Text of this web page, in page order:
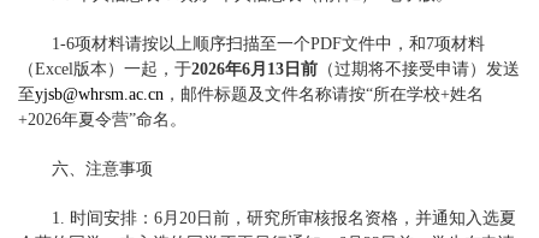
1-6项材料请按以上顺序扫描至一个PDF文件中，和7项材料
（Excel版本）一起，于2026年6月13日前 （过期将不接受申请）发送
至yjsb@whrsm.ac.cn ，邮件标题及文件名称请按“所在学校+姓名
+2026年夏令营”命名。
六、注意事项
1. 时间安排： 6月20日前，研究所审核报名资格，并通知入选夏